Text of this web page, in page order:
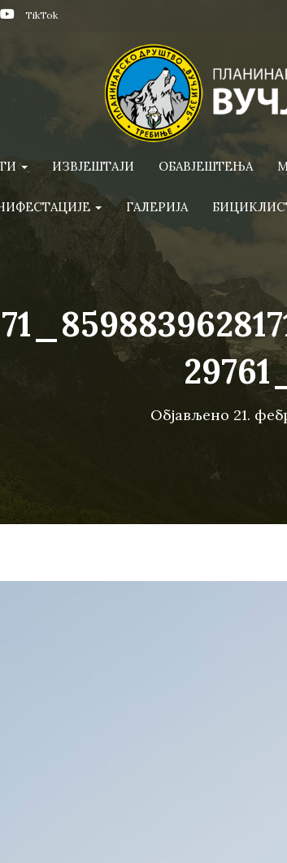
TikTok
ИЗВЈЕШТАЈИ ОБАВЈЕШТЕЊА
ГАЛЕРИЈА
Објављено 21.